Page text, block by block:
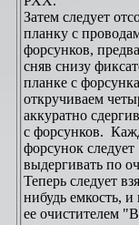
Затем следует
планку с
форсунков, предварительно
сняв снизу
планке с
откручиваем
аккуратно
с форсунков. Каждый
форсунок следует
выдергивать по
Теперь следует
нибудь емкость,
ее очистителем